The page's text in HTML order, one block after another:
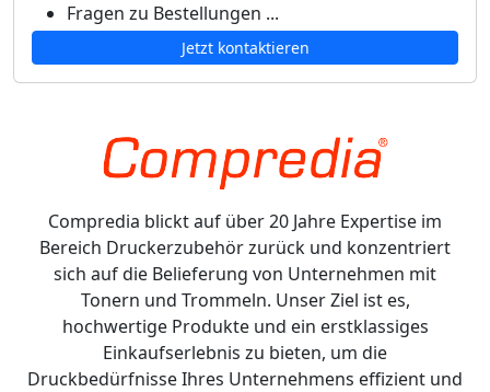
Fragen zu Bestellungen ...
Jetzt kontaktieren
Compredia blickt auf über 20 Jahre Expertise im
Bereich Druckerzubehör zurück und konzentriert
sich auf die Belieferung von Unternehmen mit
Tonern und Trommeln. Unser Ziel ist es,
hochwertige Produkte und ein erstklassiges
Einkaufserlebnis zu bieten, um die
Druckbedürfnisse Ihres Unternehmens effizient und